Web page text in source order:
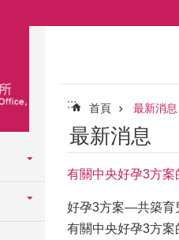
::: 首頁 最新消息
最新消息
有關中央好孕3方案
好孕3方案—共築育
有關中央好孕3方案